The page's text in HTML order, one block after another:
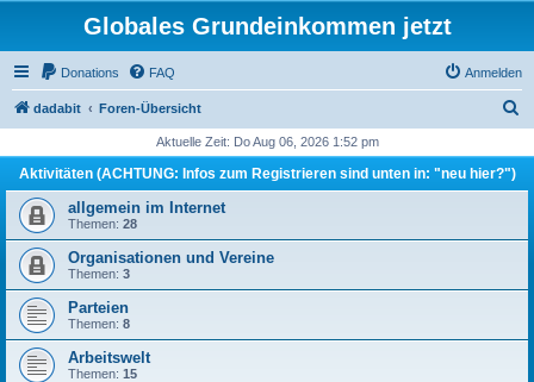
Globales Grundeinkommen jetzt
Donations FAQ Anmelden
dadabit Foren-Übersicht
h
Aktuelle Zeit: Do Aug 06, 2026 1:52 pm
Aktivitäten (ACHTUNG: Infos zum Registrieren sind unten in: "neu hier?")
allgemein im Internet
Themen: 28
Organisationen und Vereine
Themen: 3
Parteien
Themen: 8
Arbeitswelt
Themen: 15